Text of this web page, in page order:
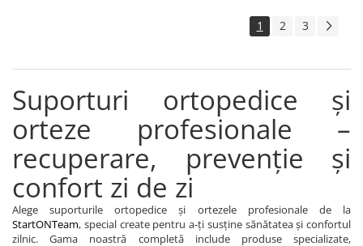
1 2 3
Suporturi ortopedice și
orteze profesionale –
recuperare, prevenție și
confort zi de zi
Alege suporturile ortopedice și ortezele profesionale de la
StartONTeam, special create pentru a-ți susține sănătatea și confortul
zilnic. Gama noastră completă include produse specializate,